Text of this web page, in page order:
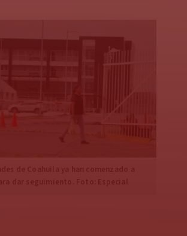
de Coahuila ya han comenzado a